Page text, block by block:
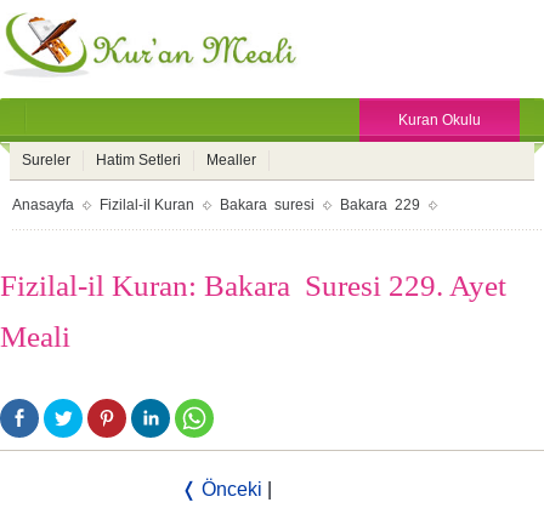
Kuran Okulu
Sureler Hatim Setleri Mealler
Anasayfa Fizilal-il Kuran Bakara suresi Bakara 229
Fizilal-il Kuran: Bakara Suresi 229. Ayet
Meali
❬ Önceki